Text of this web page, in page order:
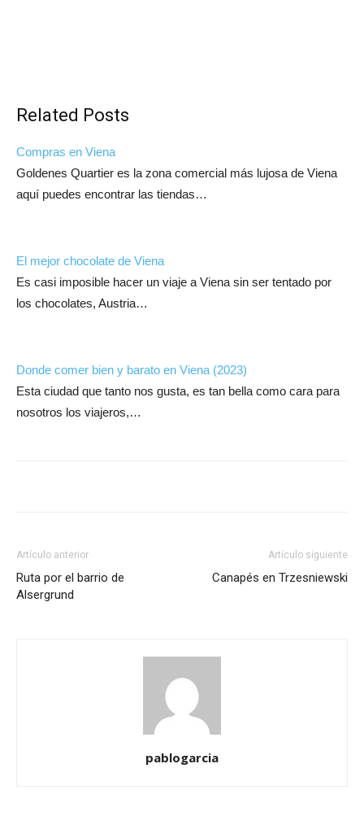
Related Posts
Compras en Viena
Goldenes Quartier es la zona comercial más lujosa de Viena
aquí puedes encontrar las tiendas…
El mejor chocolate de Viena
Es casi imposible hacer un viaje a Viena sin ser tentado por
los chocolates, Austria…
Donde comer bien y barato en Viena (2023)
Esta ciudad que tanto nos gusta, es tan bella como cara para
nosotros los viajeros,…
Artículo anterior
Ruta por el barrio de
Alsergrund
Artículo siguiente
Canapés en Trzesniewski
pablogarcia